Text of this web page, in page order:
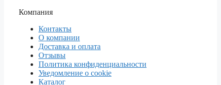
Компания
Контакты
О компании
Доставка и оплата
Отзывы
Политика конфиденциальности
Уведомление о cookie
Каталог